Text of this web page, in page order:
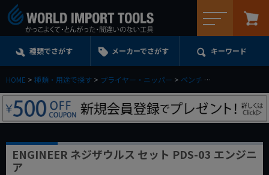
種類でさがす メーカーでさがす キーワード
HOME 種類・用途で探す プライヤー・ニッパー ペンチ
ENGINEER ネジザウルス セット PDS-03 エンジニ
ア